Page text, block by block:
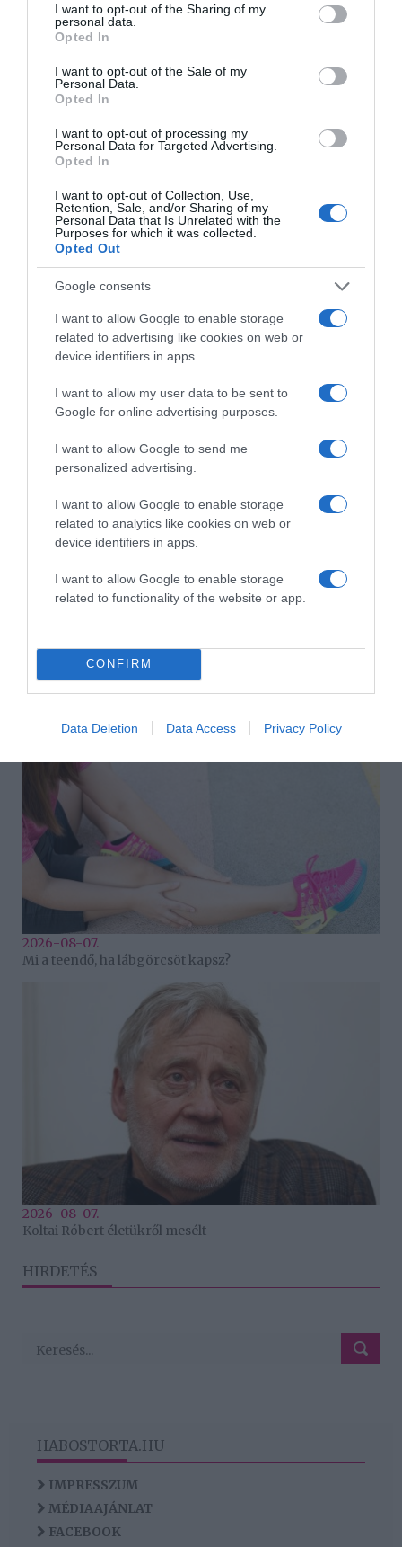
not limited to your visit or usage behaviour. You may click to
grant or deny consent to Google and its third-party tags to
use your data for below specified purposes in below Google
consent section.
I want to opt-out of the Sharing of my
personal data.
Opted In
I want to opt-out of the Sale of my
Personal Data.
Opted In
I want to opt-out of processing my
Personal Data for Targeted Advertising.
Opted In
I want to opt-out of Collection, Use,
Retention, Sale, and/or Sharing of my
Personal Data that Is Unrelated with the
Purposes for which it was collected.
Opted Out
Google consents
I want to allow Google to enable storage
related to advertising like cookies on web or
device identifiers in apps.
I want to allow my user data to be sent to
Google for online advertising purposes.
I want to allow Google to send me
personalized advertising.
I want to allow Google to enable storage
related to analytics like cookies on web or
device identifiers in apps.
I want to allow Google to enable storage
related to functionality of the website or app.
CONFIRM
Data Deletion Data Access Privacy Policy
kéz
2026-08-07.
Túlzott félelem a közös jövőtől – hogyan kerüld el egy új
párkapcsolatban?
2026-08-07.
2026-08-07.
Mi a teendő, ha lábgörcsöt kapsz?
2026-08-07.
Koltai Róbert életükről mesélt
HIRDETÉS
HABOSTORTA.HU
IMPRESSZUM
MÉDIAAJÁNLAT
FACEBOOK